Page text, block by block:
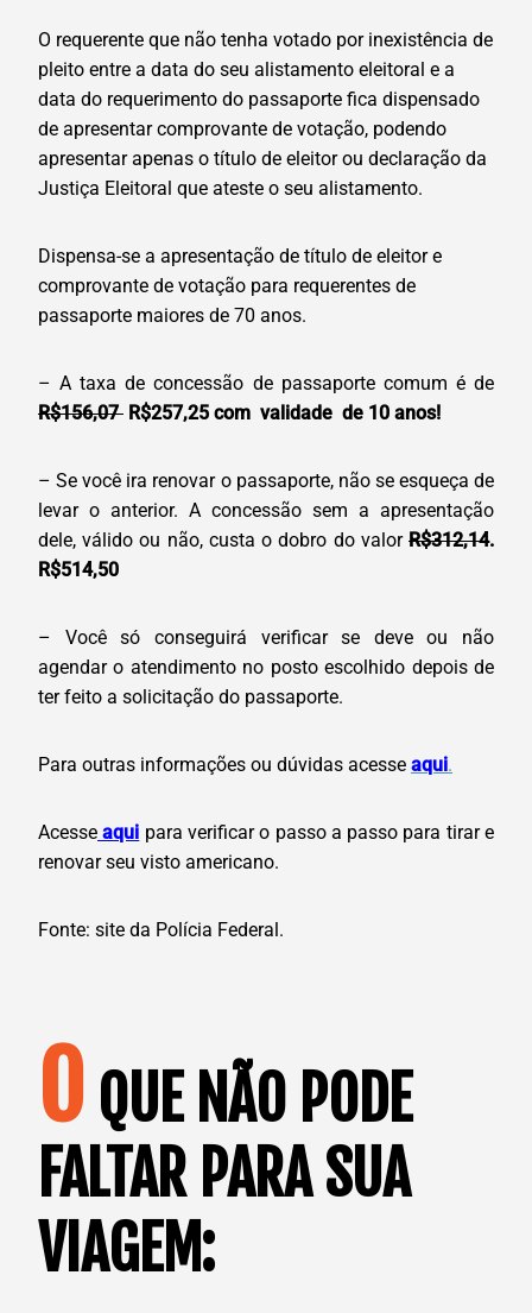
O requerente que não tenha votado por inexistência de
pleito entre a data do seu alistamento eleitoral e a
data do requerimento do passaporte fica dispensado
de apresentar comprovante de votação, podendo
apresentar apenas o título de eleitor ou declaração da
Justiça Eleitoral que ateste o seu alistamento.
Dispensa-se a apresentação de título de eleitor e
comprovante de votação para requerentes de
passaporte maiores de 70 anos.
– A taxa de concessão de passaporte comum é de
R$156,07 R$257,25 com validade de 10 anos!
– Se você ira renovar o passaporte, não se esqueça de
levar o anterior. A concessão sem a apresentação
dele, válido ou não, custa o dobro do valor R$312,14.
R$514,50
– Você só conseguirá verificar se deve ou não
agendar o atendimento no posto escolhido depois de
ter feito a solicitação do passaporte.
Para outras informações ou dúvidas acesse aqui.
Acesse aqui para verificar o passo a passo para tirar e
renovar seu visto americano.
Fonte: site da Polícia Federal.
O QUE NÃO PODE
FALTAR PARA SUA
VIAGEM: